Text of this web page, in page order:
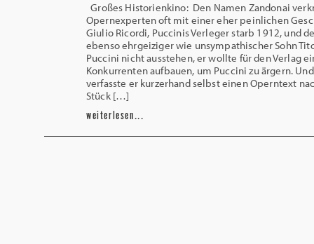
Großes Historienkino: Den Namen Zandonai
Opernexperten oft mit einer eher peinlichen
Giulio Ricordi, Puccinis Verleger starb 1912, und
ebenso ehrgeiziger wie unsympathischer Sohn
Puccini nicht ausstehen, er wollte für den Verlag
Konkurrenten aufbauen, um Puccini zu ärgern.
verfasste er kurzerhand selbst einen Operntext
Stück […]
weiterlesen...